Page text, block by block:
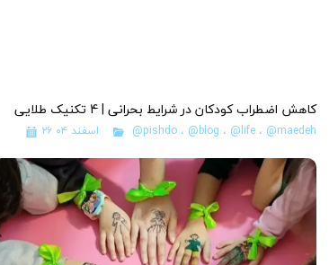
کاهش اضطراب کودکان در شرایط بحرانی | 4 تکنیک طلایی
۲۶ اسفند ۰۴ @pishdo، @blog ، @life، @maedeh